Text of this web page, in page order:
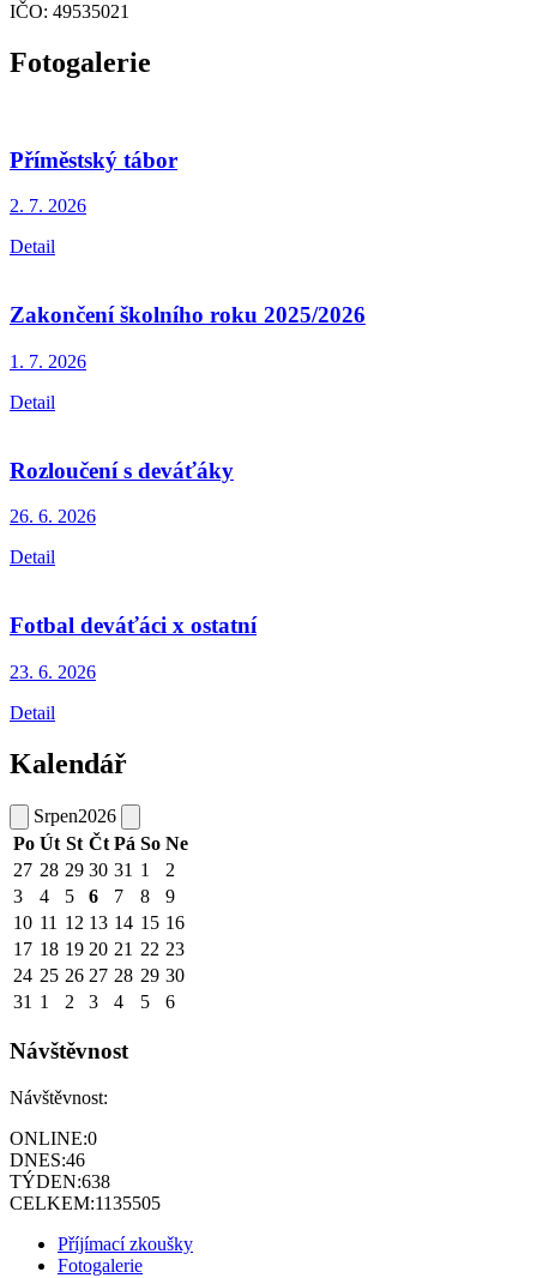
IČO: 49535021
Fotogalerie
Příměstský tábor
2. 7. 2026
Detail
Zakončení školního roku 2025/2026
1. 7. 2026
Detail
Rozloučení s deváťáky
26. 6. 2026
Detail
Fotbal deváťáci x ostatní
23. 6. 2026
Detail
Kalendář
Srpen2026
Po Út St Čt Pá So Ne
27 28 29 30 31 1
2
3
4 5 6 7 8
9
10 11 12 13 14 15 16
17 18 19 20 21 22 23
24 25 26 27 28 29 30
31 1 2 3 4 5 6
Návštěvnost
Návštěvnost:
ONLINE:0
DNES:46
TÝDEN:638
CELKEM:1135505
Příjímací zkoušky
Fotogalerie